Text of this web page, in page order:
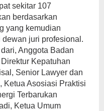
sekitar 107
berdasarkan
yang kemudian
juri profesional.
Anggota Badan
Kepatuhan
Senior Lawyer dan
Ketua Asosiasi Praktisi
Terbarukan
Ketua Umum